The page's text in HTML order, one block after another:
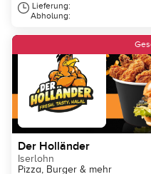
Lieferung:
Abholung:
Der Holländer
Iserlohn
Pizza, Burger & mehr